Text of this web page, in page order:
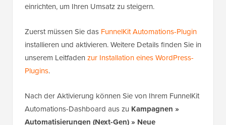
einrichten, um Ihren Umsatz zu steigern.
Zuerst müssen Sie das FunnelKit Automations-Plugin
installieren und aktivieren. Weitere Details finden Sie in
unserem Leitfaden zur Installation eines WordPress-
Plugins.
Nach der Aktivierung können Sie von Ihrem FunnelKit
Automations-Dashboard aus zu Kampagnen »
Automatisierungen (Next-Gen)» Neue